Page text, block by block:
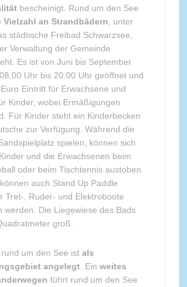
bescheinigt. Rund um den See
Vielzahl an Strandbädern , unter
städtische Freibad Schwarzsee,
Verwaltung der Gemeinde
Es ist von Juni bis September
Uhr bis 20.00 Uhr geöffnet und
Eintritt für Erwachsene und
Kinder, wobei Ermäßigungen
Für Kinder steht ein Kinderbecken
zur Verfügung. Während die
spielen, können sich
und die Erwachsenen beim
oder beim Tischtennis austoben.
auch Stand Up Paddle
Tret-, Ruder- und Elektroboote
werden. Die Liegewiese des Bads
groß.
um den See ist als
angelegt. Ein weites
führt rund um den See